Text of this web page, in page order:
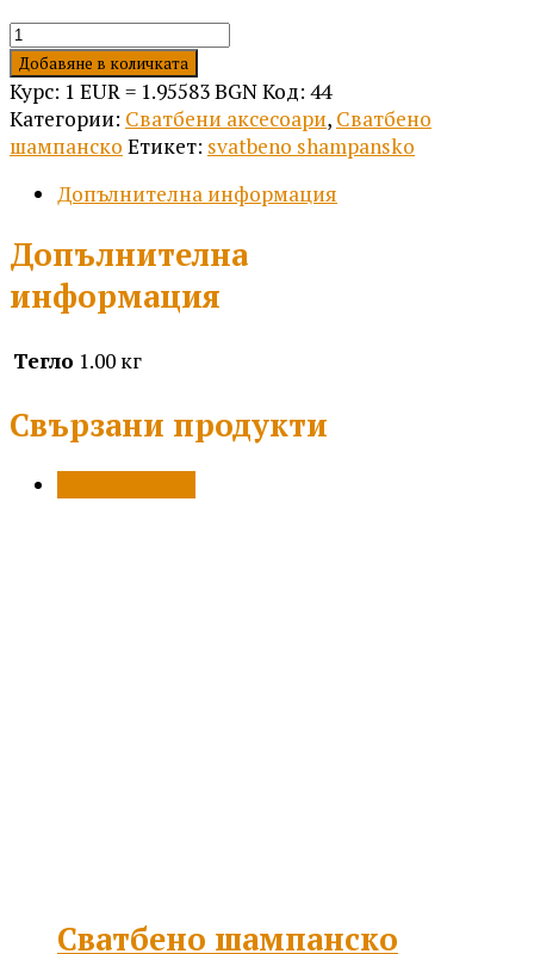
количество
за
Сватбено
шампанско
Е08
Добавяне в количката
Курс: 1 EUR = 1.95583 BGNКод: 44
Категории: Сватбени аксесоари, Сватбено
шампанско Етикет: svatbeno shampansko
Допълнителна информация
Допълнителна
информация
Тегло 1.00 кг
Свързани продукти
Сватбено шампанско